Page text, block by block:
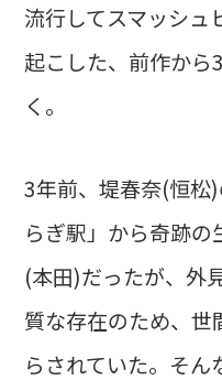
流行してスマッシュ
起こした、前作から
く。
3年前、堤春奈(恒松
らぎ駅」から奇跡
(本田)だったが、外
質な存在のため、世
らされていた。そ